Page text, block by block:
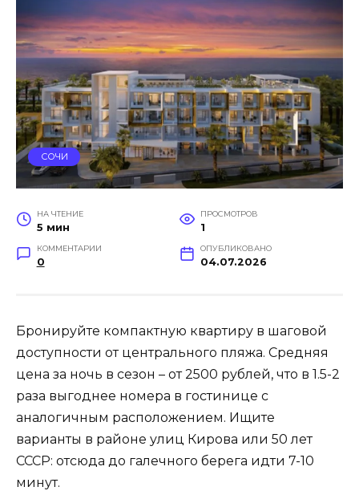
СОЧИ
НА ЧТЕНИЕ
5 мин
ПРОСМОТРОВ
1
КОММЕНТАРИИ
0
ОПУБЛИКОВАНО
04.07.2026
Бронируйте компактную квартиру в шаговой
доступности от центрального пляжа. Средняя
цена за ночь в сезон – от 2500 рублей, что в 1.5-2
раза выгоднее номера в гостинице с
аналогичным расположением. Ищите
варианты в районе улиц Кирова или 50 лет
СССР: отсюда до галечного берега идти 7-10
минут.